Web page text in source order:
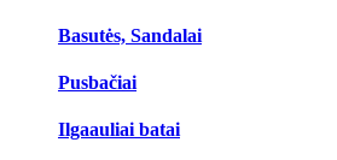
Basutės, Sandalai
Pusbačiai
Ilgaauliai batai